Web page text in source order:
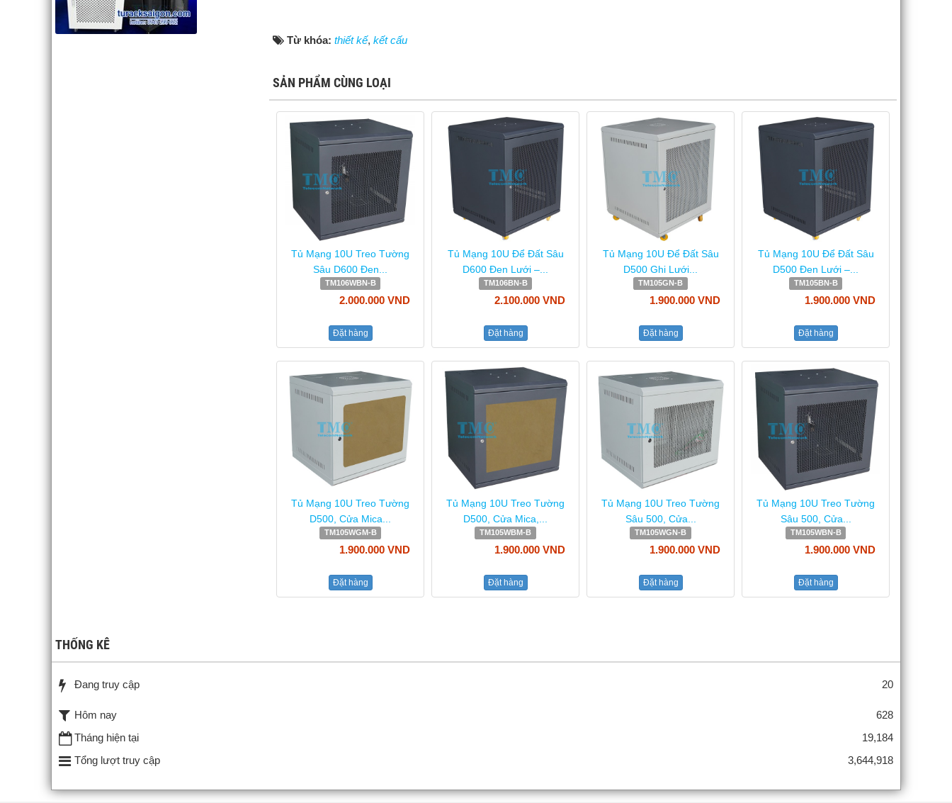
Từ khóa: thiết kế, kết cấu
SẢN PHẨM CÙNG LOẠI
Tủ Mạng 10U Treo Tường
Sâu D600 Đen...
TM106WBN-B
2.000.000 VND
Đặt hàng
Tủ Mạng 10U Để Đất Sâu
D600 Đen Lưới –...
TM106BN-B
2.100.000 VND
Đặt hàng
Tủ Mạng 10U Để Đất Sâu
D500 Ghi Lưới...
TM105GN-B
1.900.000 VND
Đặt hàng
Tủ Mạng 10U Để Đất Sâu
D500 Đen Lưới –...
TM105BN-B
1.900.000 VND
Đặt hàng
Tủ Mạng 10U Treo Tường
D500, Cửa Mica...
TM105WGM-B
1.900.000 VND
Đặt hàng
Tủ Mạng 10U Treo Tường
D500, Cửa Mica,...
TM105WBM-B
1.900.000 VND
Đặt hàng
Tủ Mạng 10U Treo Tường
Sâu 500, Cửa...
TM105WGN-B
1.900.000 VND
Đặt hàng
Tủ Mạng 10U Treo Tường
Sâu 500, Cửa...
TM105WBN-B
1.900.000 VND
Đặt hàng
THỐNG KÊ
Đang truy cập 20
Hôm nay
628
Tháng hiện tại
19,184
Tổng lượt truy cập
3,644,918